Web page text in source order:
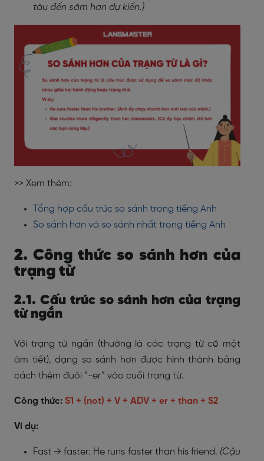
tàu đến sớm hơn dự kiến.)
>> Xem thêm:
Tổng hợp cấu trúc so sánh trong tiếng Anh
So sánh hơn và so sánh nhất trong tiếng Anh
2. Công thức so sánh hơn của
trạng từ
2.1. Cấu trúc so sánh hơn của trạng
từ ngắn
Với trạng từ ngắn (thường là các trạng từ có một
âm tiết), dạng so sánh hơn được hình thành bằng
cách thêm đuôi “-er” vào cuối trạng từ.
Công thức: S1 + (not) + V + ADV + er + than + S2
Ví dụ:
Fast → faster: He runs faster than his friend. (Cậu